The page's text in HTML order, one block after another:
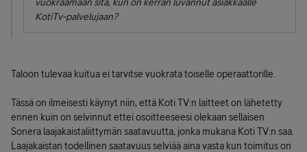
KotiTv-palvelujaan?
Taloon tulevaa kuitua ei tarvitse vuokrata toiselle operaattorille.
Tässä on ilmeisesti käynyt niin, että Koti TV:n laitteet on lähetetty
ennen kuin on selvinnut ettei osoitteeseesi olekaan sellaisen
Sonera laajakaistaliittymän saatavuutta, jonka mukana Koti TV:n saa.
Laajakaistan todellinen saatavuus selviää aina vasta kun toimitus on